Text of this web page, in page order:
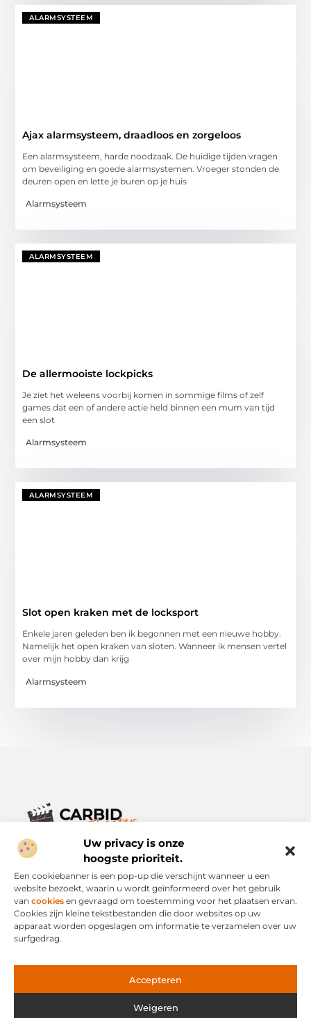
Uw privacy is onze
hoogste prioriteit.
Een cookiebanner is een pop-up die verschijnt wanneer u een
website bezoekt, waarin u wordt geïnformeerd over het gebruik
van cookies en gevraagd om toestemming voor het plaatsen ervan.
Cookies zijn kleine tekstbestanden die door websites op uw
apparaat worden opgeslagen om informatie te verzamelen over uw
surfgedrag.
Accepteren
Weigeren
ALARMSYSTEEM
Ajax alarmsysteem, draadloos en zorgeloos
Een alarmsysteem, harde noodzaak. De huidige tijden vragen
om beveiliging en goede alarmsystemen. Vroeger stonden de
deuren open en lette je buren op je huis
Alarmsysteem
ALARMSYSTEEM
De allermooiste lockpicks
Je ziet het weleens voorbij komen in sommige films of zelf
games dat een of andere actie held binnen een mum van tijd
een slot
Alarmsysteem
ALARMSYSTEEM
Slot open kraken met de locksport
Enkele jaren geleden ben ik begonnen met een nieuwe hobby.
Namelijk het open kraken van sloten. Wanneer ik mensen vertel
over mijn hobby dan krijg
Alarmsysteem
Verhalen die het alledaagse leven verrijken.
Ontdek een breed scala aan blogs en artikelen die je inspireren,
informeren en verrijken – voor elke dag, voor iedereen.
Bericht categorie